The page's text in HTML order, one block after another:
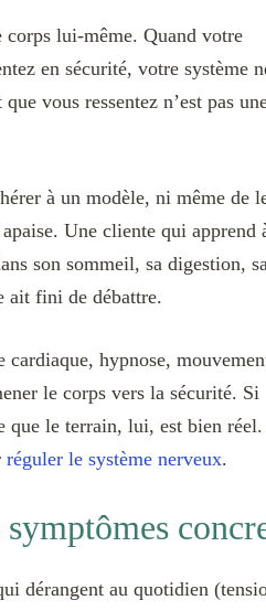
corps lui-même. Quand votre
en sécurité, votre système
vous ressentez n’est pas
à un modèle, ni même de
Une cliente qui apprend
son sommeil, sa digestion,
ait fini de débattre.
hypnose,
le corps vers la sécurité. Si
que le terrain, lui, est bien
réguler le système nerveux.
dérangent au quotidien